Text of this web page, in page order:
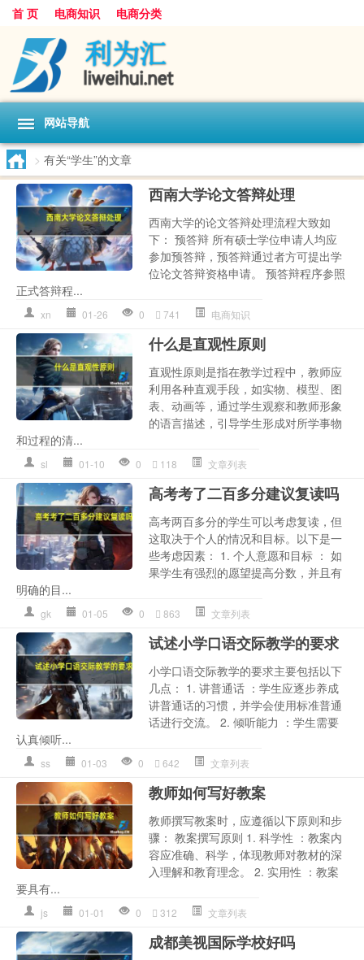
首 页 电商知识 电商分类
网站导航
> 有关“学生”的文章
西南大学论文答辩处理
西南大学的论文答辩处理流程大致如
下： 预答辩 所有硕士学位申请人均应
参加预答辩，预答辩通过者方可提出学
位论文答辩资格申请。 预答辩程序参照
正式答辩程...
xn 01-26 0 741 电商知识
什么是直观性原则
直观性原则是指在教学过程中，教师应
利用各种直观手段，如实物、模型、图
表、动画等，通过学生观察和教师形象
的语言描述，引导学生形成对所学事物
和过程的清...
sl 01-10 0 118 文章列表
高考考了二百多分建议复读吗
高考两百多分的学生可以考虑复读，但
这取决于个人的情况和目标。以下是一
些考虑因素： 1. 个人意愿和目标 ： 如
果学生有强烈的愿望提高分数，并且有
明确的目...
gk 01-05 0 863 文章列表
试述小学口语交际教学的要求
小学口语交际教学的要求主要包括以下
几点： 1. 讲普通话 ：学生应逐步养成
讲普通话的习惯，并学会使用标准普通
话进行交流。 2. 倾听能力 ：学生需要
认真倾听...
ss 01-03 0 642 文章列表
教师如何写好教案
教师撰写教案时，应遵循以下原则和步
骤： 教案撰写原则 1. 科学性 ：教案内
容应准确、科学，体现教师对教材的深
入理解和教育理念。 2. 实用性 ：教案
要具有...
js 01-01 0 312 文章列表
成都美视国际学校好吗